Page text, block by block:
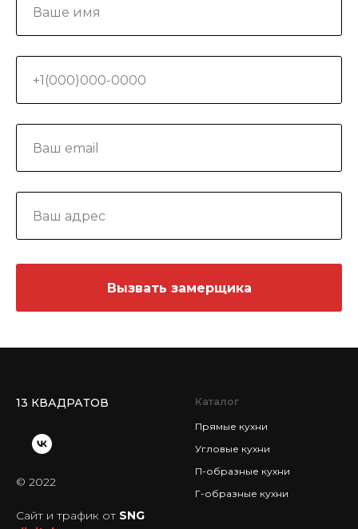
Вызвать замерщика
13 КВАДРАТОВ
© 2022
Сайт и трафик от SNG
Каталог
Прямые кухни
Угловые кухни
П-образные кухни
Г-образные кухни